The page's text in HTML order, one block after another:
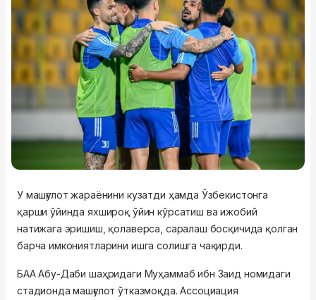
У машғулот жараёнини кузатди ҳамда Ўзбекистонга
қарши ўйинда яхшироқ ўйин кўрсатиш ва ижобий
натижага эришиш, қолаверса, саралаш босқичида қолган
барча имкониятларини ишга солишга чақирди.
БАА Абу-Даби шаҳридаги Муҳаммаб ибн Заид номидаги
стадионда машғулот ўтказмоқда. Ассоциация